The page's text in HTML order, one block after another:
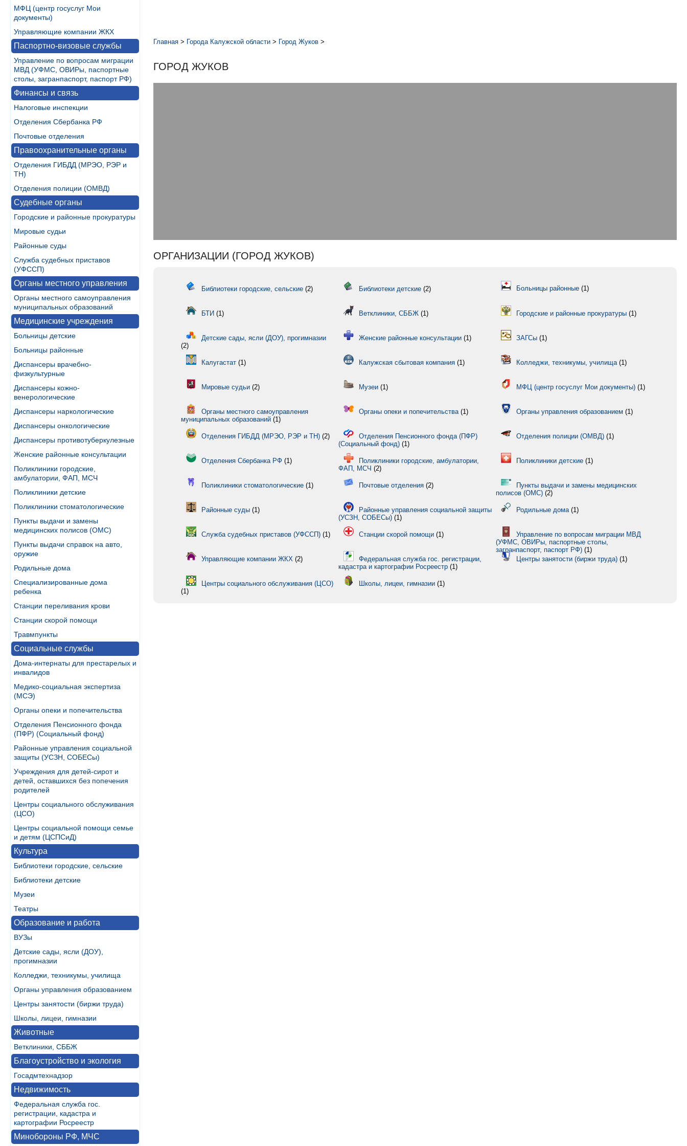
МФЦ (центр госуслуг Мои
документы)
Управляющие компании ЖКХ
Паспортно-визовые службы
Управление по вопросам миграции
МВД (УФМС, ОВИРы, паспортные
столы, загранпаспорт, паспорт РФ)
Финансы и связь
Налоговые инспекции
Отделения Сбербанка РФ
Почтовые отделения
Правоохранительные органы
Отделения ГИБДД (МРЭО, РЭР и
ТН)
Отделения полиции (ОМВД)
Судебные органы
Городские и районные прокуратуры
Мировые судьи
Районные суды
Служба судебных приставов
(УФССП)
Органы местного управления
Органы местного самоуправления
муниципальных образований
Медицинские учреждения
Больницы детские
Больницы районные
Диспансеры врачебно-
физкультурные
Диспансеры кожно-
венерологические
Диспансеры наркологические
Диспансеры онкологические
Диспансеры противотуберкулезные
Женские районные консультации
Поликлиники городские,
амбулатории, ФАП, МСЧ
Поликлиники детские
Поликлиники стоматологические
Пункты выдачи и замены
медицинских полисов (ОМС)
Пункты выдачи справок на авто,
оружие
Родильные дома
Специализированные дома
ребенка
Станции переливания крови
Станции скорой помощи
Травмпункты
Социальные службы
Дома-интернаты для престарелых и
инвалидов
Медико-социальная экспертиза
(МСЭ)
Органы опеки и попечительства
Отделения Пенсионного фонда
(ПФР) (Социальный фонд)
Районные управления социальной
защиты (УСЗН, СОБЕСы)
Учреждения для детей-сирот и
детей, оставшихся без попечения
родителей
Центры социального обслуживания
(ЦСО)
Центры социальной помощи семье
и детям (ЦСПСиД)
Культура
Библиотеки городские, сельские
Библиотеки детские
Музеи
Театры
Образование и работа
ВУЗы
Детские сады, ясли (ДОУ),
прогимназии
Колледжи, техникумы, училища
Органы управления образованием
Центры занятости (биржи труда)
Школы, лицеи, гимназии
Животные
Ветклиники, СББЖ
Благоустройство и экология
Госадмтехнадзор
Недвижимость
Федеральная служба гос.
регистрации, кадастра и
картографии Росреестр
Минобороны РФ, МЧС
Главная > Города Калужской области > Город Жуков >
ГОРОД ЖУКОВ
ОРГАНИЗАЦИИ (ГОРОД ЖУКОВ)
Библиотеки городские, сельские (2) Библиотеки детские (2) Больницы районные (1)
БТИ (1) Ветклиники, СББЖ (1) Городские и районные прокуратуры (1)
Детские сады, ясли (ДОУ), прогимназии
(2)
Женские районные консультации (1) ЗАГСы (1)
Калугастат (1) Калужская сбытовая компания (1) Колледжи, техникумы, училища(1)
Мировые судьи (2) Музеи (1) МФЦ (центр госуслуг Мои документы) (1)
Органы местного самоуправления
муниципальных образований (1)
Органы опеки и попечительства(1) Органы управления образованием (1)
Отделения ГИБДД (МРЭО, РЭР и ТН) (2)
Отделения Пенсионного фонда (ПФР)
(Социальный фонд) (1)
Отделения полиции (ОМВД) (1)
Отделения Сбербанка РФ (1)
Поликлиники городские, амбулатории,
ФАП, МСЧ (2)
Поликлиники детские (1)
Поликлиники стоматологические (1) Почтовые отделения (2)
Пункты выдачи и замены медицинских
полисов (ОМС) (2)
Районные суды (1)
Районные управления социальной защиты
(УСЗН, СОБЕСы) (1)
Родильные дома(1)
Служба судебных приставов (УФССП) (1) Станции скорой помощи (1)
Управление по вопросам миграции МВД
(УФМС, ОВИРы, паспортные столы,
загранпаспорт, паспорт РФ) (1)
Управляющие компании ЖКХ (2)
Федеральная служба гос. регистрации,
кадастра и картографии Росреестр (1)
Центры занятости (биржи труда) (1)
Центры социального обслуживания (ЦСО)
(1)
Школы, лицеи, гимназии (1)